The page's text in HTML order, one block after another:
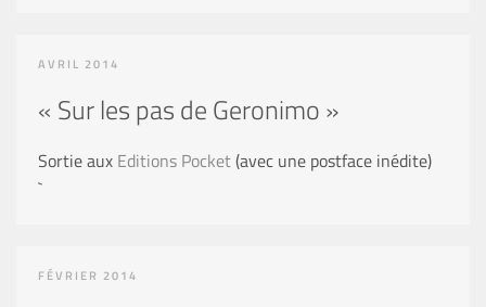
AVRIL 2014
« Sur les pas de Geronimo »
Sortie aux Editions Pocket(avec une postface inédite)
`
FÉVRIER 2014